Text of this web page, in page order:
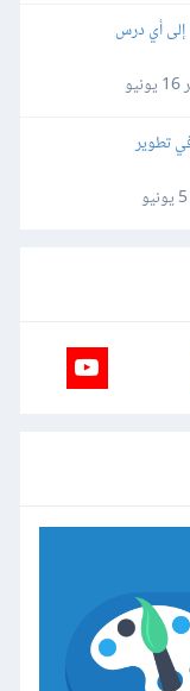
إلى أي درس
16 يونيو
تطوير
5 يونيو